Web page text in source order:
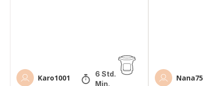
Karo1001
6 Std. 40
Min.
Nana75